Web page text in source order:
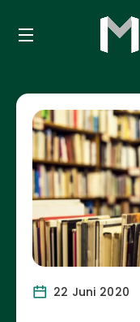
22 Juni 2020